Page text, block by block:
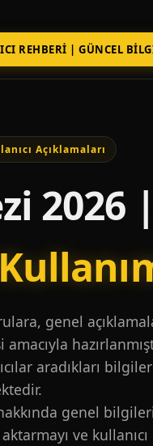
REHBERI | GÜNCEL
Açıklamaları
2026 |
genel
aradıkları
genel bilgileri
ve kullanıcı